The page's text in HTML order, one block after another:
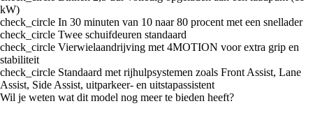
kW)
check_circle In 30 minuten van 10 naar 80 procent met een snellader
check_circle Twee schuifdeuren standaard
check_circle Vierwielaandrijving met 4MOTION voor extra grip en
stabiliteit
check_circle Standaard met rijhulpsystemen zoals Front Assist, Lane
Assist, Side Assist, uitparkeer- en uitstapassistent
Wil je weten wat dit model nog meer te bieden heeft?